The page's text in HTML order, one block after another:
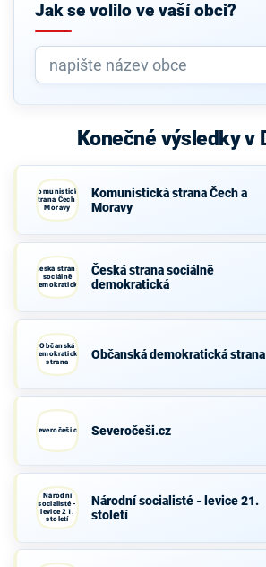
Jak se volilo ve vaší obci?
Konečné výsledky v
Komunistická
strana Čech a
Moravy
Komunistická strana Čech a
Moravy
Česká strana
sociálně
demokratická
Česká strana sociálně
demokratická
Občanská
demokratická
strana
Občanská demokratická strana
Severočeši.cz Severočeši.cz
Národní
socialisté -
levice 21.
století
Národní socialisté - levice 21.
století